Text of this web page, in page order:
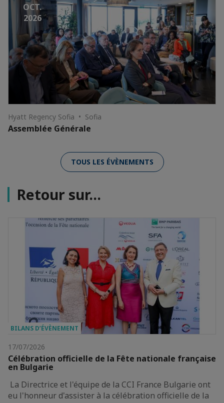
OCT.
2026
Hyatt Regency Sofia • Sofia
Assemblée Générale
TOUS LES ÉVÈNEMENTS
Retour sur...
BILANS D’ÉVÈNEMENT
17/07/2026
Célébration officielle de la Fête nationale française
en Bulgarie
La Directrice et l'équipe de la CCI France Bulgarie ont
eu l'honneur d'assister à la célébration officielle de la